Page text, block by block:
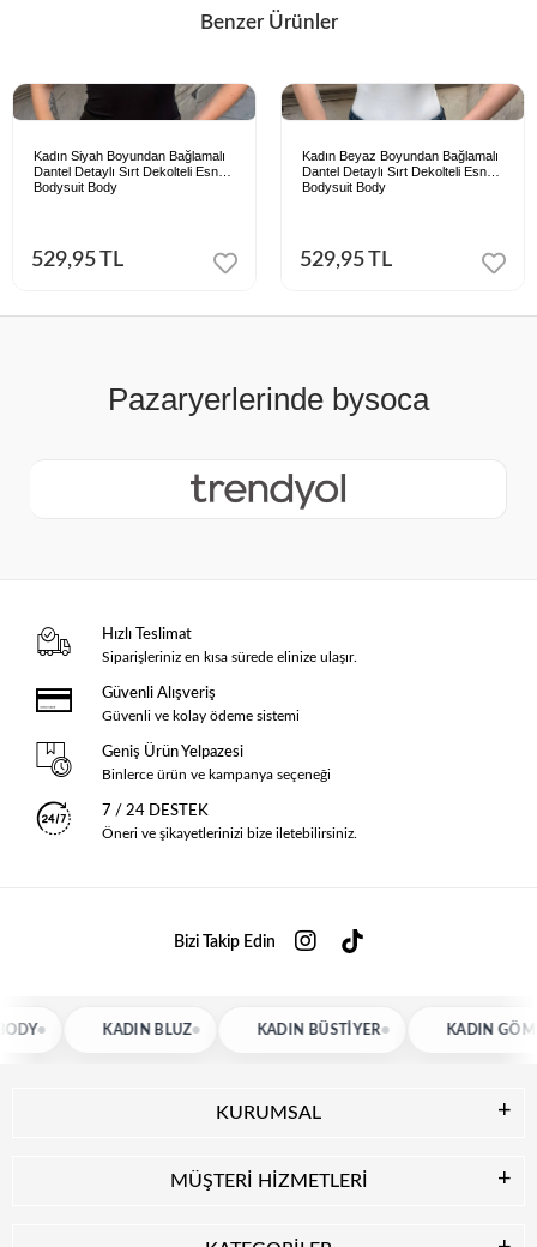
Benzer Ürünler
Kadın Siyah Boyundan Bağlamalı
Dantel Detaylı Sırt Dekolteli Esnek
Bodysuit Body
529,95 TL
Kadın Beyaz Boyundan Bağlamalı
Dantel Detaylı Sırt Dekolteli Esnek
Bodysuit Body
529,95 TL
Hızlı Teslimat
Siparişleriniz en kısa sürede elinize ulaşır.
Güvenli Alışveriş
Güvenli ve kolay ödeme sistemi
Geniş Ürün Yelpazesi
Binlerce ürün ve kampanya seçeneği
7 / 24 DESTEK
Öneri ve şikayetlerinizi bize iletebilirsiniz.
Bizi Takip Edin
KADIN BLUZ KADIN BÜSTIYER KADIN GÖMLEK
KURUMSAL
MÜŞTERİ HİZMETLERİ